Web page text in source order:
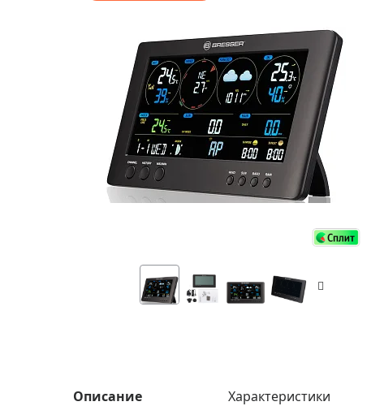
Приборы ночного видения
Тепловизоры
Фотогаджеты
Метеостанции, барометры, часы
Discovery (Дискавери)
Подарки
Хиты продаж
видения
Распродажа
ценам
Распродажа
Описание Характеристики